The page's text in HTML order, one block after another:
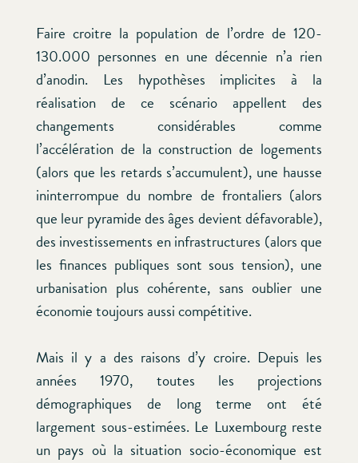
Faire croitre la population de l’ordre de 120-
130.000 personnes en une décennie n’a rien
d’anodin. Les hypothèses implicites à la
réalisation de ce scénario appellent des
changements considérables comme
l’accélération de la construction de logements
(alors que les retards s’accumulent), une hausse
ininterrompue du nombre de frontaliers (alors
que leur pyramide des âges devient défavorable),
des investissements en infrastructures (alors que
les finances publiques sont sous tension), une
urbanisation plus cohérente, sans oublier une
économie toujours aussi compétitive.
Mais il y a des raisons d’y croire. Depuis les
années 1970, toutes les projections
démographiques de long terme ont été
largement sous-estimées. Le Luxembourg reste
un pays où la situation socio-économique est